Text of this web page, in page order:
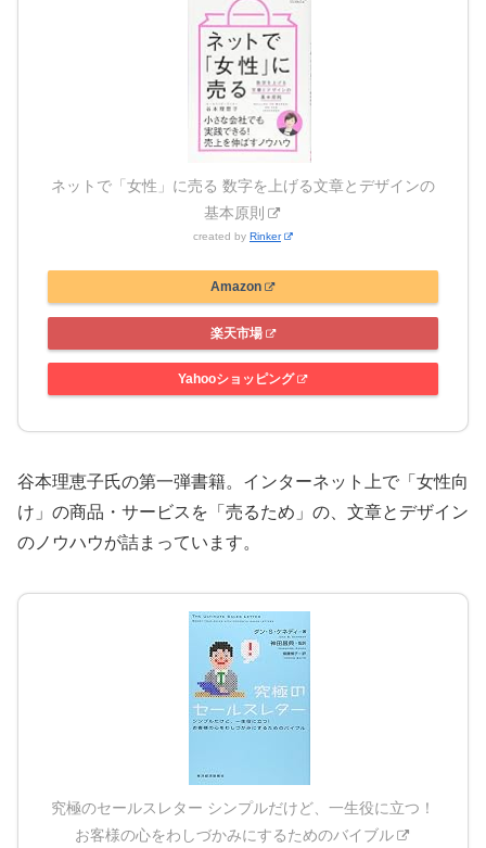
ネットで「女性」に売る 数字を上げる文章とデザインの
基本原則
created by Rinker
Amazon
楽天市場
Yahooショッピング
谷本理恵子氏の第一弾書籍。インターネット上で「女性向
け」の商品・サービスを「売るため」の、文章とデザイン
のノウハウが詰まっています。
究極のセールスレター シンプルだけど、一生役に立つ！
お客様の心をわしづかみにするためのバイブル